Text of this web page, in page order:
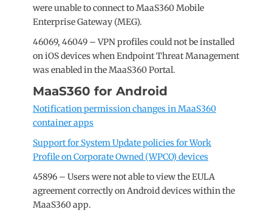
were unable to connect to MaaS360 Mobile
Enterprise Gateway (MEG).
46069, 46049 – VPN profiles could not be installed
on iOS devices when Endpoint Threat Management
was enabled in the MaaS360 Portal.
MaaS360 for Android
Notification permission changes in MaaS360
container apps
Support for System Update policies for Work
Profile on Corporate Owned (WPCO) devices
45896 – Users were not able to view the EULA
agreement correctly on Android devices within the
MaaS360 app.